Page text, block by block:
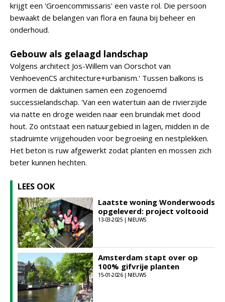
krijgt een 'Groencommissaris' een vaste rol. Die persoon
bewaakt de belangen van flora en fauna bij beheer en
onderhoud.
Gebouw als gelaagd landschap
Volgens architect Jos-Willem van Oorschot van
VenhoevenCS architecture+urbanism.' Tussen balkons is
vormen de daktuinen samen een zogenoemd
successielandschap. 'Van een watertuin aan de rivierzijde
via natte en droge weiden naar een bruindak met dood
hout. Zo ontstaat een natuurgebied in lagen, midden in de
stadruimte vrijgehouden voor begroeiing en nestplekken.
Het beton is ruw afgewerkt zodat planten en mossen zich
beter kunnen hechten.
LEES OOK
Laatste woning Wonderwoods
opgeleverd: project voltooid
13-03-2025 | NIEUWS
Amsterdam stapt over op
100% gifvrije planten
15-01-2026 | NIEUWS